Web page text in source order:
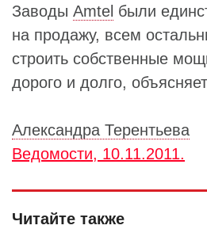
Заводы Amtel были
на продажу, всем
строить собственные
дорого и долго,
Александра Терентьева
Ведомости, 10.11.2011.
Читайте также